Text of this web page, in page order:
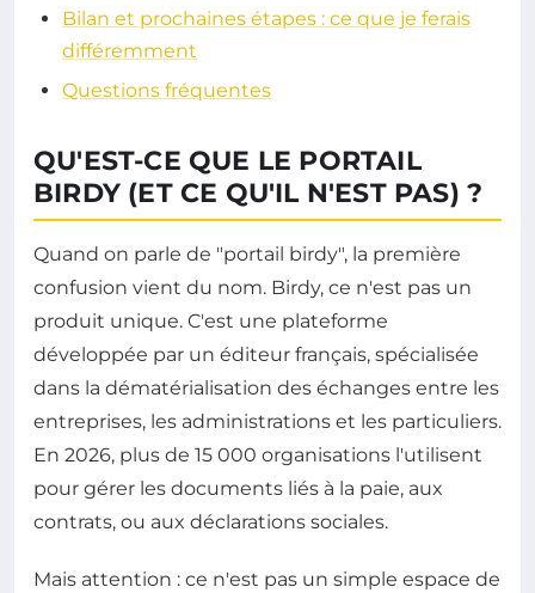
Bilan et prochaines étapes : ce que je ferais
différemment
Questions fréquentes
QU'EST-CE QUE LE PORTAIL
BIRDY (ET CE QU'IL N'EST PAS) ?
Quand on parle de "portail birdy", la première
confusion vient du nom. Birdy, ce n'est pas un
produit unique. C'est une plateforme
développée par un éditeur français, spécialisée
dans la dématérialisation des échanges entre les
entreprises, les administrations et les particuliers.
En 2026, plus de 15 000 organisations l'utilisent
pour gérer les documents liés à la paie, aux
contrats, ou aux déclarations sociales.
Mais attention : ce n'est pas un simple espace de